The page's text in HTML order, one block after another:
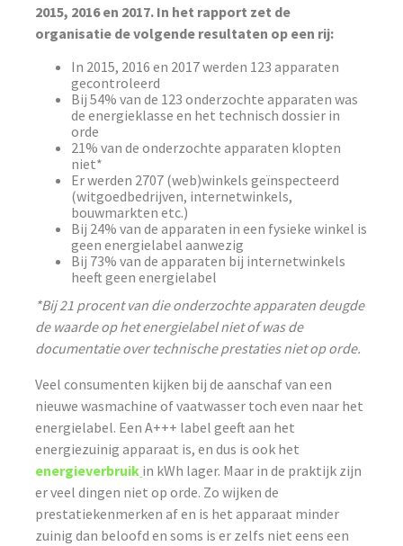
2015, 2016 en 2017. In het rapport zet de
organisatie de volgende resultaten op een rij:
In 2015, 2016 en 2017 werden 123 apparaten
gecontroleerd
Bij 54% van de 123 onderzochte apparaten was
de energieklasse en het technisch dossier in
orde
21% van de onderzochte apparaten klopten
niet*
Er werden 2707 (web)winkels geïnspecteerd
(witgoedbedrijven, internetwinkels,
bouwmarkten etc.)
Bij 24% van de apparaten in een fysieke winkel is
geen energielabel aanwezig
Bij 73% van de apparaten bij internetwinkels
heeft geen energielabel
*Bij 21 procent van die onderzochte apparaten deugde
de waarde op het energielabel niet of was de
documentatie over technische prestaties niet op orde.
Veel consumenten kijken bij de aanschaf van een
nieuwe wasmachine of vaatwasser toch even naar het
energielabel. Een A+++ label geeft aan het
energiezuinig apparaat is, en dus is ook het
energieverbruik in kWh lager. Maar in de praktijk zijn
er veel dingen niet op orde. Zo wijken de
prestatiekenmerken af en is het apparaat minder
zuinig dan beloofd en soms is er zelfs niet eens een